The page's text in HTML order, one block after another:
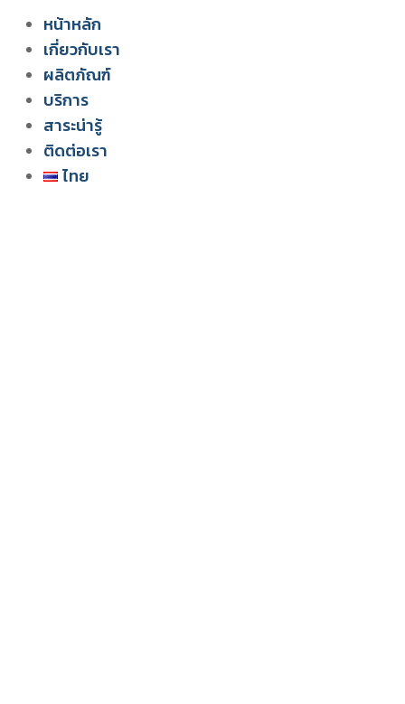
หน้าหลัก
เกี่ยวกับเรา
สยาม วอเตอร์ เฟลม
ผลิตภัณฑ์
ระบบโซลูชัน สำหรับฟาร์มไก่
บริการ
สาระน่ารู้
ติดต่อเรา
ไทย